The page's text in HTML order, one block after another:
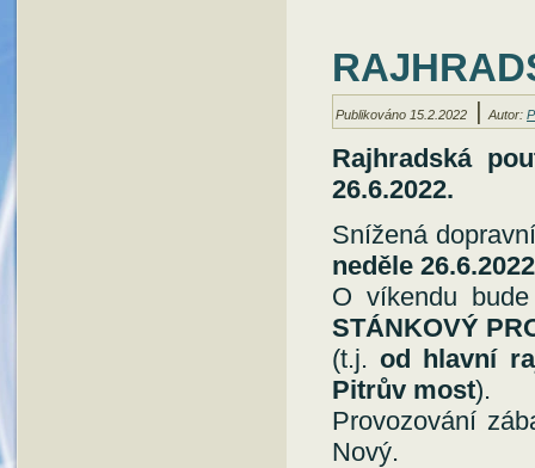
Publikováno 15.2.2022 Autor:
Rajhradská
26.6.2022.
Snížená
neděle
O víkendu
STÁNKOVÝ
(t.j. od hlavní
Pitrův most).
Provozování
Nový.